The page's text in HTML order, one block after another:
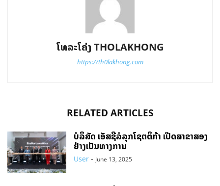
ໂທລະໂຄ່ງ THOLAKHONG
https://th0lakhong.com
RELATED ARTICLES
ບໍລິສັດ ເອັສຊີລໍລຸກໂຊຕຕິກ້າ ເປີດສາຂາສອງ
ຢ່າງເປັນທາງການ
User - June 13, 2025